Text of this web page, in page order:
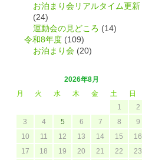
お泊まり会リアルタイム更新
(24)
運動会の見どころ (14)
令和8年度 (109)
お泊まり会 (20)
2026年8月
月
火 水 木 金 土
日
1
2
3
4 5 6 7 8
9
10
11 12 13 14 15
16
17
18 19 20 21 22
23